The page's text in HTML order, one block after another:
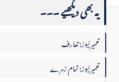
یہ بھی دیکھیے ۔۔۔
تعمیرنیوز: تعارف
تعمیرنیوز: تمام زمرے